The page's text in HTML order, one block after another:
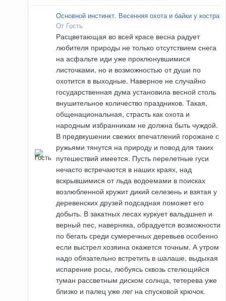
Основной инстинкт. Весенняя охота и байки у костра
От Гость
Расцветающая во всей красе весна радует
любителя природы не только отсутствием снега
на асфальте иди уже проклюнувшимися
листочками, но и возможностью от души по
охотится в выходные. Наверное не случайно
государственная дума установила весной столь
внушительное количество праздников. Такая,
общенациональная, страсть как охота и
народным избранникам не должна быть чуждой.
В предвкушении свежих впечатлений горожане с
ружьями тянутся на природу и повод для таких
путешествий имеется. Пусть перелетные гуси
нечасто встречаются в наших краях, над
вскрывшимися от льда водоемами в поисках
возлюбленной кружит дикий селезень и взятая у
деревенских друзей подсадная поможет его
добыть. В закатных лесах куркует вальдшнеп и
верный пес, наверняка, обрадуется возможности
по бегать среди сумеречных деревьев особенно
если выстрел хозяина окажется точным. А утром
надо обязательно встретить в шалаше, выдыхая
испарение росы, любуясь сквозь стелющийся
туман рассветным диском солнца, тетерева уже
близко и палец уже лег на спусковой крючок.